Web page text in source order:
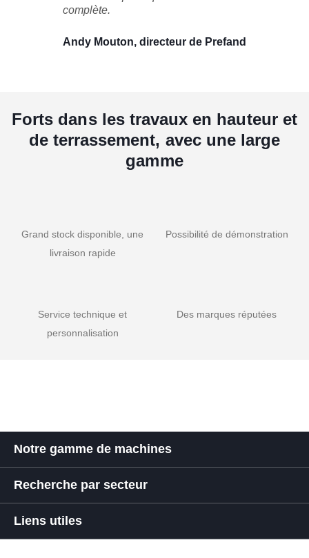
complète.
Andy Mouton, directeur de Prefand
Forts dans les travaux en hauteur et
de terrassement, avec une large
gamme
Grand stock disponible, une
livraison rapide
Possibilité de démonstration
Service technique et
personnalisation
Des marques réputées
Notre gamme de machines
Recherche par secteur
Liens utiles